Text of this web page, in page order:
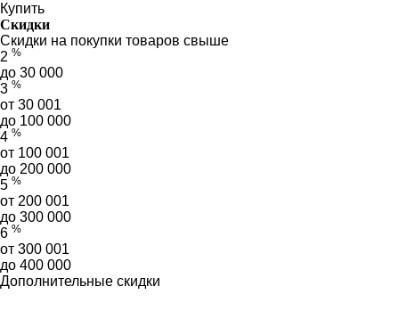
Купить
Скидки
Скидки на покупки товаров свыше
2 %
до 30 000
3 %
от 30 001
до 100 000
4 %
от 100 001
до 200 000
5 %
от 200 001
до 300 000
6 %
от 300 001
до 400 000
Дополнительные скидки